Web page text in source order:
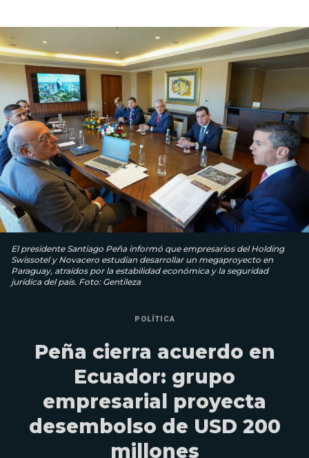
El presidente Santiago Peña informó que empresarios del Holding
Swissotel y Novacero estudian desarrollar un megaproyecto en
Paraguay, atraídos por la estabilidad económica y la seguridad
jurídica del país. Foto: Gentileza
POLÍTICA
Peña cierra acuerdo en
Ecuador: grupo
empresarial proyecta
desembolso de USD 200
millones